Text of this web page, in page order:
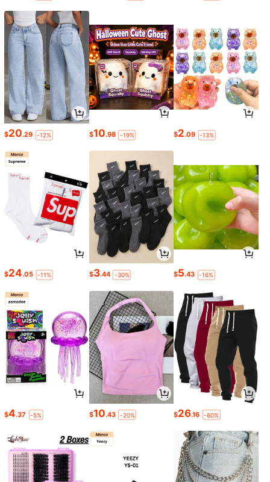
$20.29 -12% $10.98 -19% $2.09 -13%
$24.05 -11% $3.44 -30% $5.43 -16%
$4.37 -5% $10.43 -20% $26.16 -60%